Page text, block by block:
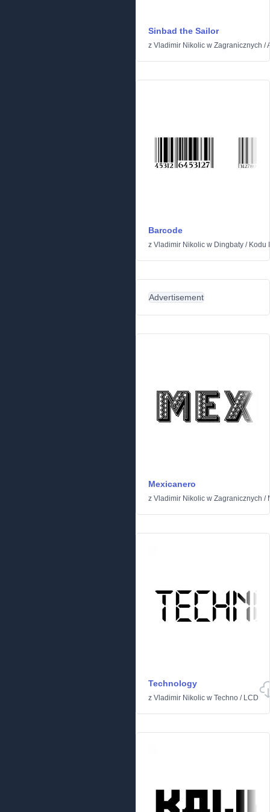
Sinbad the Sailor
z Vladimir Nikolic w Zagranicznych /
Barcode
z Vladimir Nikolic w Dingbaty / Kodu
Advertisement
Mexicanero
z Vladimir Nikolic w Zagranicznych /
Technology
z Vladimir Nikolic w Techno / LCD